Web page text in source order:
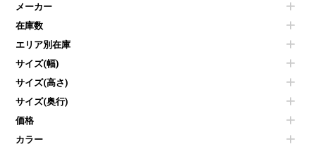
その他OA機器
コートハンガー・ポールハンガー
傘立て
食器棚・キッチンキャビネット
カタログスタンド
オフィスアクセサリーその他
カウンターテーブル
センターテーブル・サイドテーブル
ベンチ・スツール
ソファ
シェルフ
ダストボックス（ゴミ箱）
インテリア家具その他
冷蔵庫・洗濯機
空気清浄機・加湿器
液晶テレビ・モニター類
エアコン
掃除機
季節家電
メーカー
在庫数
エリア別在庫
サイズ(幅)
サイズ(高さ)
サイズ(奥行)
価格
カラー